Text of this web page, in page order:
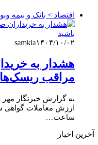
اقتصاد > بانک و بیمه
samkia۱۴۰۴/۱۰/۰۲
هشدار به
مراقب ریسک‌ها
به گزارش خبرنگار
ساعت…
آخرین اخبار